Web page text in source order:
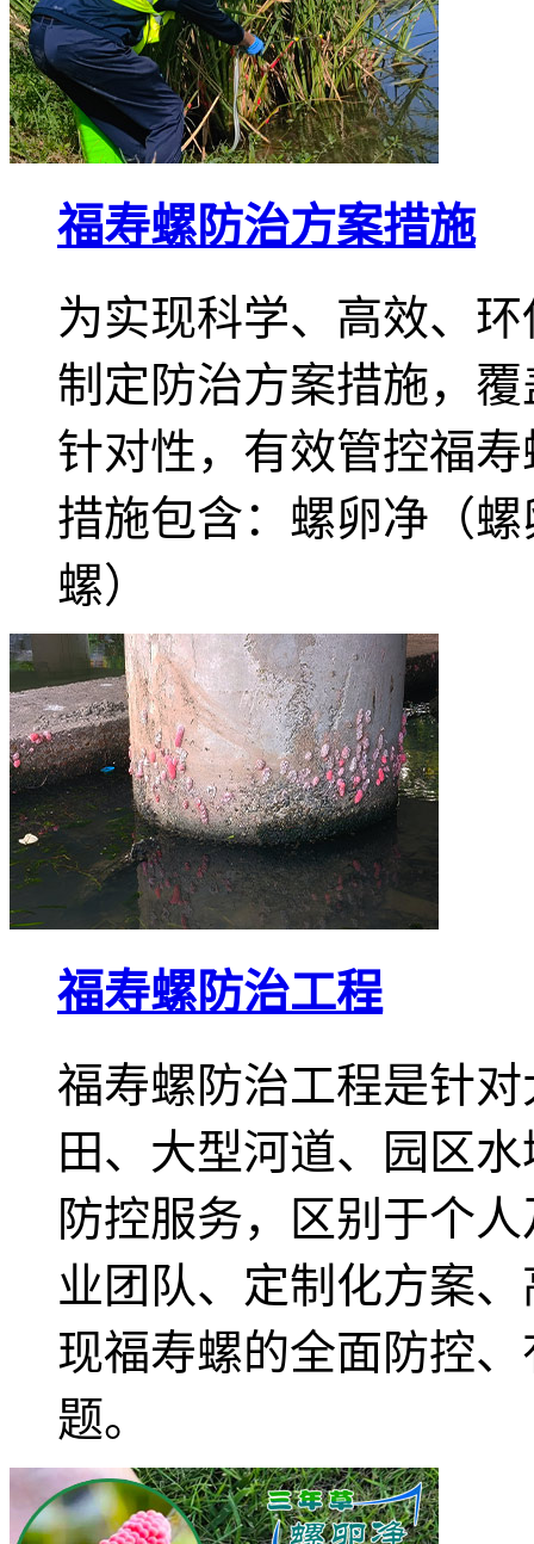
福寿螺防治方案措施
为实现科学、高效、
制定防治方案措施，
针对性，有效管控福
措施包含：螺卵净（
螺）
福寿螺防治工程
福寿螺防治工程是针
田、大型河道、园区
防控服务，区别于个
业团队、定制化方案
现福寿螺的全面防控
题。